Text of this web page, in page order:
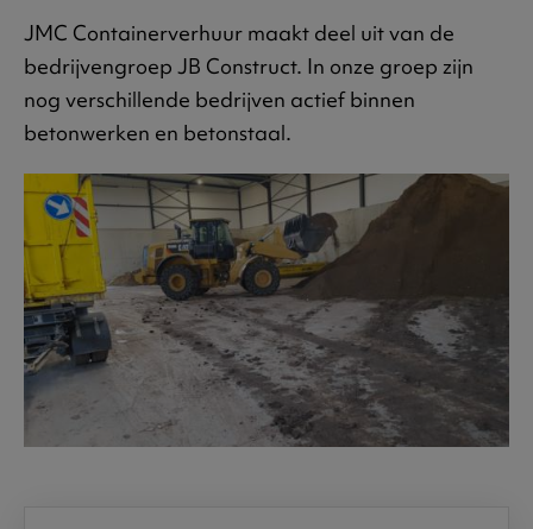
JMC Containerverhuur maakt deel uit van de
bedrijvengroep JB Construct. In onze groep zijn
nog verschillende bedrijven actief binnen
betonwerken en betonstaal.